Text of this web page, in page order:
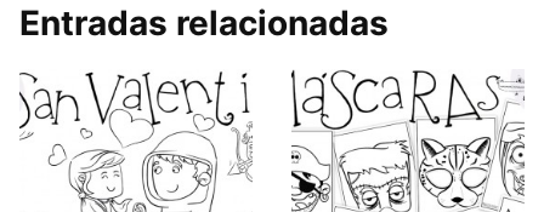
Entradas relacionadas